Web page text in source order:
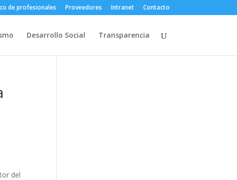
de profesionales Proveedores Intranet Contacto
Desarrollo Social Transparencia
del